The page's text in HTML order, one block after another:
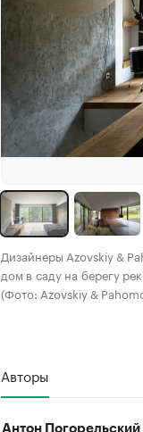
Дизайнеры Azovskiy &
дом в саду на берегу
(Фото: Azovskiy &
Авторы
Антон Погорельский